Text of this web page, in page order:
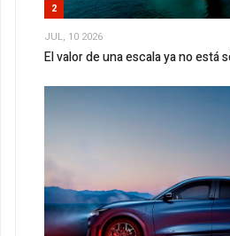
2
JUL, 10 2026
El valor de una escala ya no está